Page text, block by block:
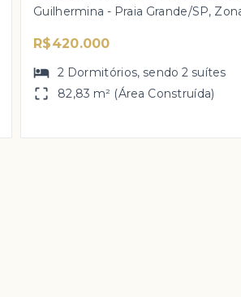
R$420.000
2 Dormitórios, sendo2 suítes
82,83 m² (Área Construída)